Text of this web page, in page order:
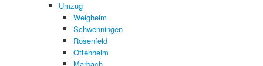
Umzug
Weigheim
Schwenningen
Rosenfeld
Ottenheim